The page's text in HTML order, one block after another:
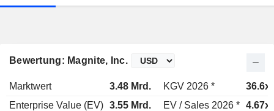
Bewertung: Magnite, Inc.
Marktwert 3.48 Mrd. KGV 2026 *
36.6x
Enterprise Value (EV) 3.55 Mrd. EV / Sales 2026 * 4.67x